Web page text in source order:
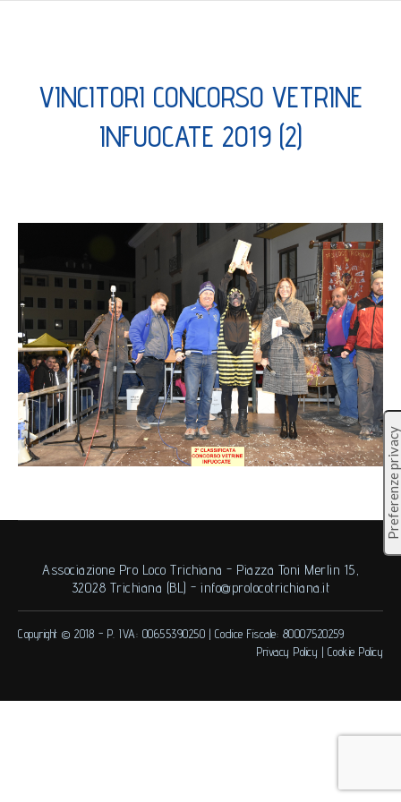
VINCITORI CONCORSO VETRINE
INFUOCATE 2019 (2)
Associazione Pro Loco Trichiana - Piazza Toni Merlin 15,
32028 Trichiana (BL) -info@prolocotrichiana.it
Copyright © 2018 - P. IVA: 00655390250 | Codice Fiscale: 80007520259
Privacy Policy | Cookie Policy